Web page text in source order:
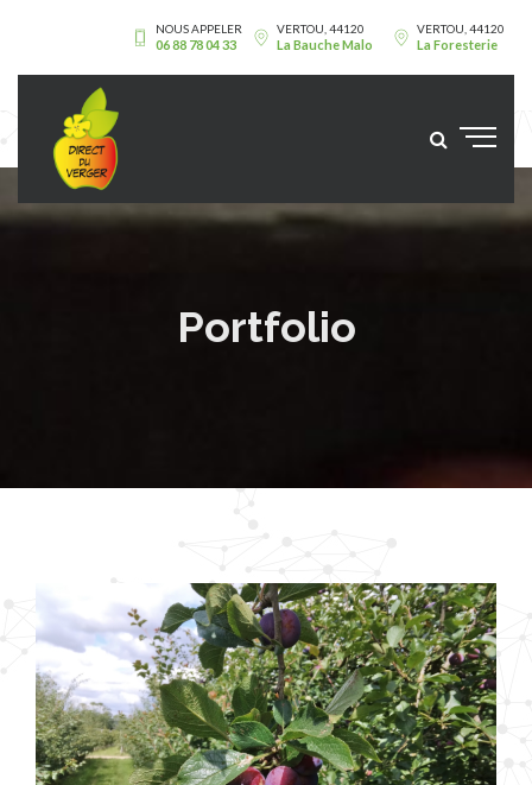
NOUS APPELER
06 88 78 04 33
VERTOU, 44120
La Bauche Malo
VERTOU, 44120
La Foresterie
Portfolio